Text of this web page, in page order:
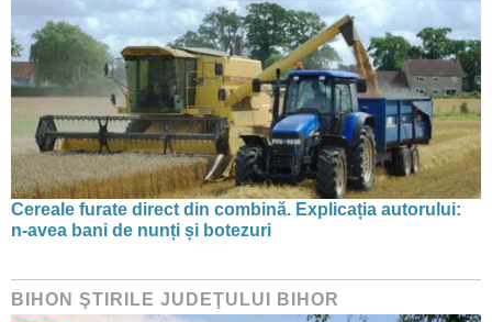
Cereale furate direct din combină. Explicația autorului:
n-avea bani de nunți și botezuri
BIHON ŞTIRILE JUDEŢULUI BIHOR